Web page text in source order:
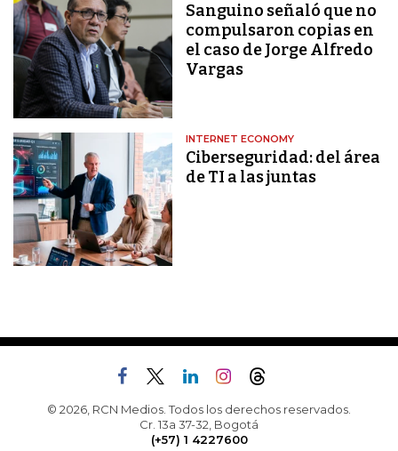
Sanguino señaló que no
compulsaron copias en
el caso de Jorge Alfredo
Vargas
INTERNET ECONOMY
Ciberseguridad: del área
de TI a las juntas
© 2026, RCN Medios. Todos los derechos reservados.
Cr. 13a 37-32, Bogotá
(+57) 1 4227600